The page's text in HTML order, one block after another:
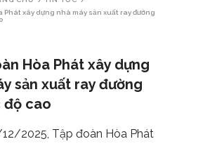
Phát xây dựng nhà máy sản xuất ray đường
Hòa Phát xây dựng
sản xuất ray đường
độ cao
2025, Tập đoàn Hòa Phát